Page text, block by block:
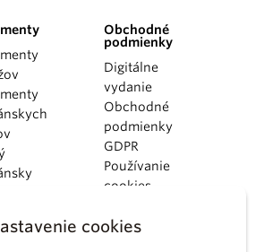
cookies
Obchodné
podmienky
Digitálne
vydanie
Obchodné
podmienky
GDPR
Používanie
cookies